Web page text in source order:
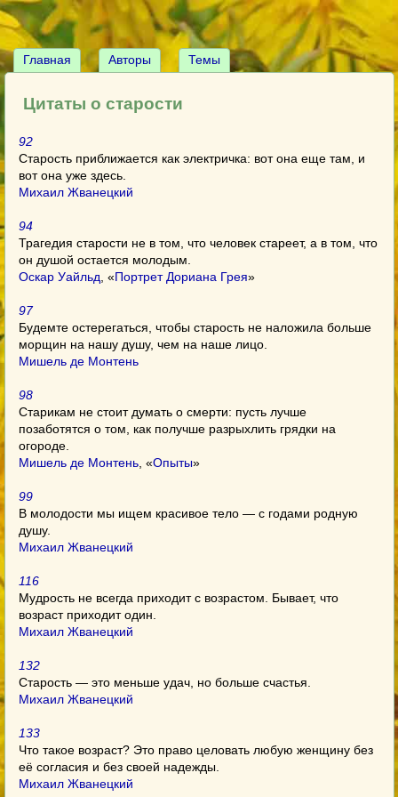
Главная Авторы Темы
Цитаты о старости
92
Старость приближается как электричка: вот она еще там, и
вот она уже здесь.
Михаил Жванецкий
94
Трагедия старости не в том, что человек стареет, а в том, что
он душой остается молодым.
Оскар Уайльд , «Портрет Дориана Грея»
97
Будемте остерегаться, чтобы старость не наложила больше
морщин на нашу душу, чем на наше лицо.
Мишель де Монтень
98
Старикам не стоит думать о смерти: пусть лучше
позаботятся о том, как получше разрыхлить грядки на
огороде.
Мишель де Монтень , «Опыты»
99
В молодости мы ищем красивое тело — с годами родную
душу.
Михаил Жванецкий
116
Мудрость не всегда приходит с возрастом. Бывает, что
возраст приходит один.
Михаил Жванецкий
132
Старость — это меньше удач, но больше счастья.
Михаил Жванецкий
133
Что такое возраст? Это право целовать любую женщину без
её согласия и без своей надежды.
Михаил Жванецкий